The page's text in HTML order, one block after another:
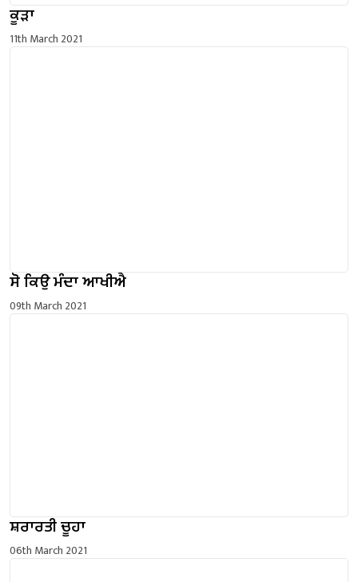
ਕੂੜਾ
11th March 2021
ਸੋ ਕਿਉ ਮੰਦਾ ਆਖੀਐ
09th March 2021
ਸ਼ਰਾਰਤੀ ਚੂਹਾ
06th March 2021